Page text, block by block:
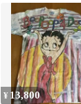
ー Tシャツ メン
S ホワイト
¥ 13,800